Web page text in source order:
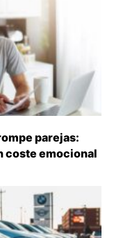
parejas:
coste emocional